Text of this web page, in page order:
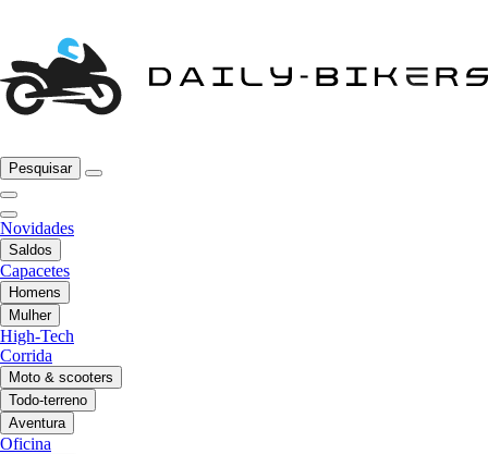
Pesquisar
Novidades
Saldos
Capacetes
Homens
Mulher
High-Tech
Corrida
Moto & scooters
Todo-terreno
Aventura
Oficina